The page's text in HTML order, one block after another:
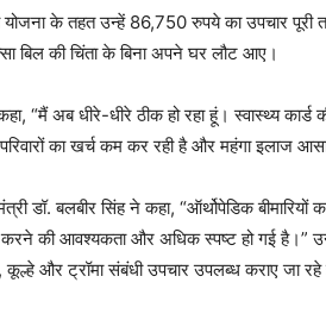
योजना के तहत उन्हें 86,750 रुपये का उपचार
बिल की चिंता के बिना अपने घर लौट आए।
“मैं अब धीरे-धीरे ठीक हो रहा हूं। स्वास्थ्य
का खर्च कम कर रही है और महंगा इलाज
डॉ. बलबीर सिंह ने कहा, “ऑर्थोपेडिक
की आवश्यकता और अधिक स्पष्ट हो गई है।”
कूल्हे और ट्रॉमा संबंधी उपचार उपलब्ध कराए जा